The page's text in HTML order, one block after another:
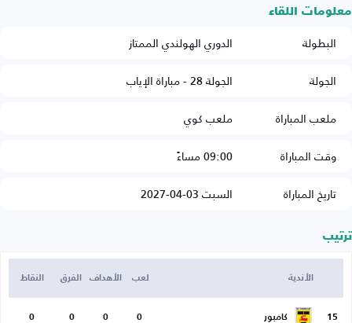
معلومات اللقاء
البطولة
الدوري الهولندي الممتاز
الجولة
الجولة 28 - مباراة الإياب
ملعب المباراة
ملعب كوي
وقت المباراة
09:00 مساءً
تاريخ المباراة
السبت 03-04-2027
ترتيب
الأندية لعب الأهداف الفرق النقاط
15 كامبور 0
0
0
0